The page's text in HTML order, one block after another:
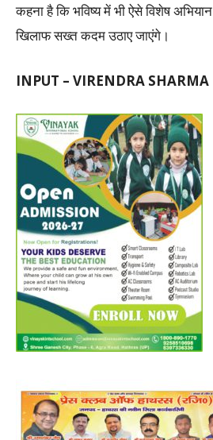
कहना है कि भविष्य में भी ऐसे विशेष
खिलाफ सख्त कदम उठाए जाएंगे।
INPUT – VIRENDRA SHARMA